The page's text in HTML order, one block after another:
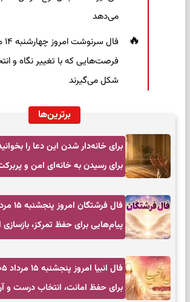
می‌دهد
فرصت‌هایی که با تغییر نگاه و
شکل می‌گیرند
برترین‌ها
برای خانه‌دار شدن این دعا را
برای رسیدن به خانه‌ای امن و
پیام‌هایی برای حفظ تمرکز، بازسازی
برای حفظ امانت، انتخاب درست و